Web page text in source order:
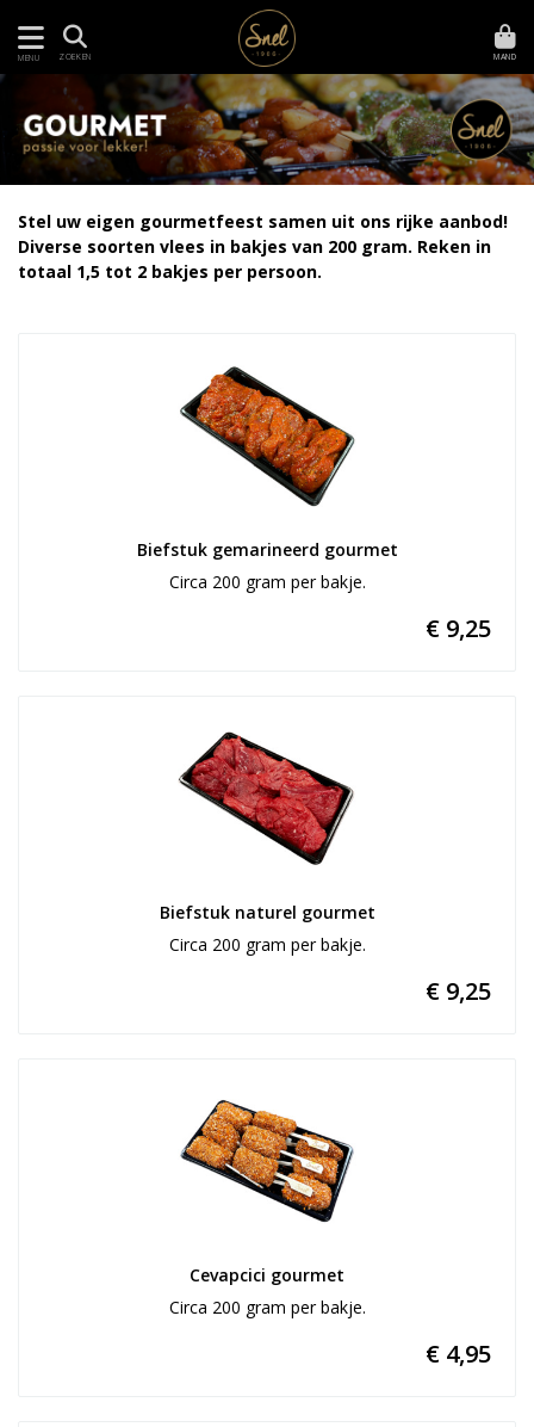
MENU ZOEKEN MAND
Stel uw eigen gourmetfeest samen uit ons rijke aanbod!
Diverse soorten vlees in bakjes van 200 gram. Reken in
totaal 1,5 tot 2 bakjes per persoon.
Biefstuk gemarineerd gourmet
Circa 200 gram per bakje.
€ 9,25
Biefstuk naturel gourmet
Circa 200 gram per bakje.
€ 9,25
Cevapcici gourmet
Circa 200 gram per bakje.
€ 4,95